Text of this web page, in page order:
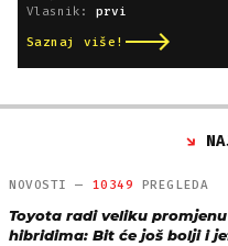
Vlasnik: prvi
Saznaj više!
NOVOSTI — 10349 PREGLEDA
Toyota radi veliku
hibridima: Bit će još bolji i